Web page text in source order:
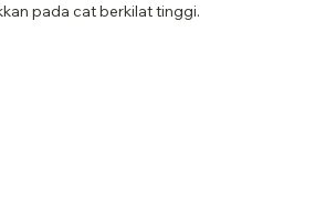
pada cat berkilat tinggi.